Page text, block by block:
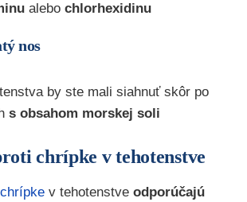
alebo chlorhexidinu
nos
by ste mali siahnuť skôr po
s obsahom morskej soli
chrípke v tehotenstve
v tehotenstve odporúčajú